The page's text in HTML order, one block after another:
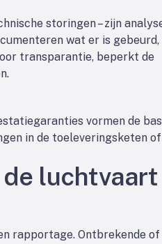
storingen – zijn
wat er is gebeurd,
transparantie, beperkt de
vormen de
in de toeleveringsketen
luchtvaart
rapportage. Ontbrekende